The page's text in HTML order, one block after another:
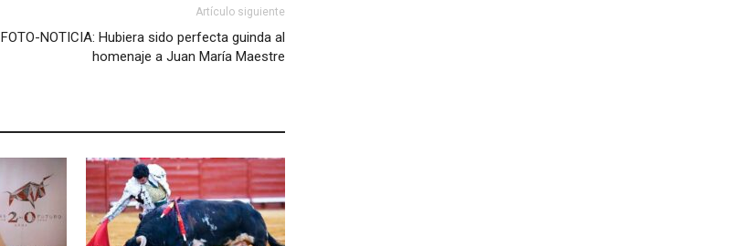
Artículo siguiente
FOTO-NOTICIA: Hubiera sido perfecta guinda al
homenaje a Juan María Maestre